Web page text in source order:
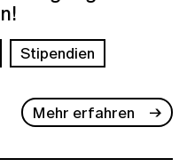
Stipendien
Mehr erfahren